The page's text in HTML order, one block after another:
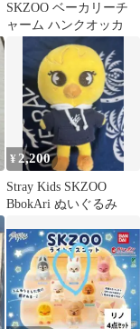
SKZOO ベーカリーチ
ャーム ハンクオッカ
¥ 2,200
Stray Kids SKZOO
BbokAri ぬいぐるみ